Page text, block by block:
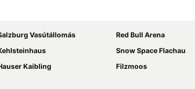
Vasútállomás
Red Bull Arena
Snow Space Flachau
Kaibling
Filzmoos